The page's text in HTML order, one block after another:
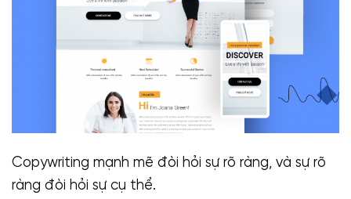
Copywriting mạnh mẽ đòi hỏi sự rõ ràng, và sự rõ
ràng đòi hỏi sự cụ thể.